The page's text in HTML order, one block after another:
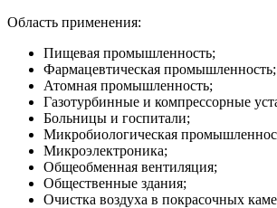
Область применения:
Пищевая промышленность;
Фармацевтическая промышленность;
Атомная промышленность;
Газотурбинные и компрессорные
Больницы и госпитали;
Микробиологическая
Микроэлектроника;
Общеобменная вентиляция;
Общественные здания;
Очистка воздуха в покрасочных